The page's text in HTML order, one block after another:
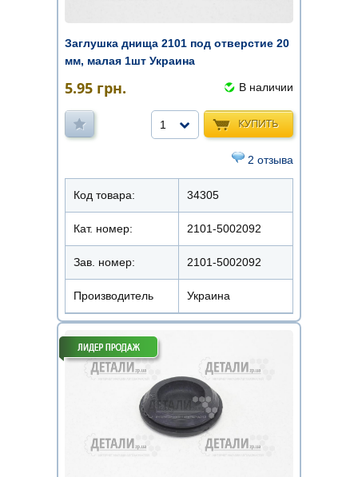
Заглушка днища 2101 под отверстие 20
мм, малая 1шт Украина
5.95 грн. В наличии
КУПИТЬ
1
2 отзыва
Код товара: 34305
Кат. номер: 2101-5002092
Зав. номер: 2101-5002092
Производитель Украина